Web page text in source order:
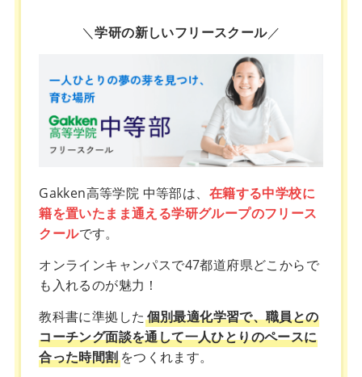
＼学研の新しいフリースクール／
Gakken高等学院 中等部は、 在籍する中学校に
籍を置いたまま通える学研グループのフリース
クールです。
オンラインキャンパスで47都道府県どこからで
も入れるのが魅力！
教科書に準拠した 個別最適化学習で、職員との
コーチング面談を通して一人ひとりのペースに
合った時間割をつくれます。